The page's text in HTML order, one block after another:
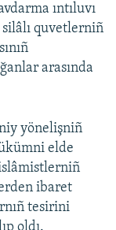
ıntıluvı
silâlı quvetlerniñ
arasında
yönelişniñ
elde
ibaret
tesirini